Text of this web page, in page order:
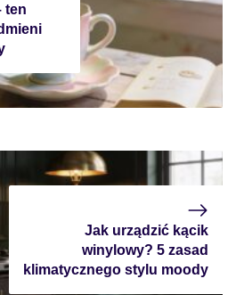
ten
Jak urządzić kącik
winylowy? 5 zasad
klimatycznego stylu moody